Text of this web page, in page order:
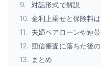
9.
対話形式で解説
10. 金利上乗せと保険料
11. 夫婦ペアローンや連
12. 団信審査に落ちた後
13. まとめ